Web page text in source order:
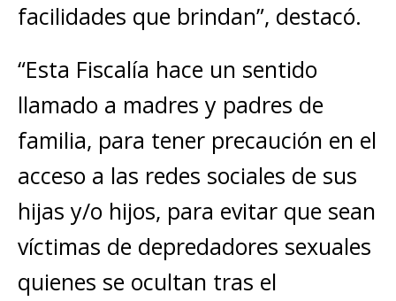
facilidades que brindan”, destacó.
“Esta Fiscalía hace un sentido
llamado a madres y padres de
familia, para tener precaución en el
acceso a las redes sociales de sus
hijas y/o hijos, para evitar que sean
víctimas de depredadores sexuales
quienes se ocultan tras el